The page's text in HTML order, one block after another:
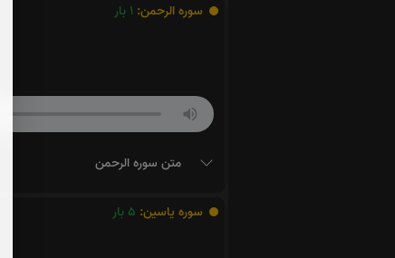
سوره الرحمن: 1 بار
متن سوره الرحمن
سوره یاسین: 5 بار